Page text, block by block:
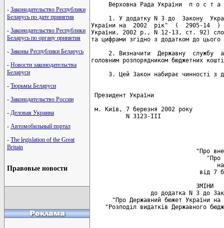
- Законодательство Республики
Беларусь по дате принятия
- Законодательство Республики
Беларусь по органу принятия
- Законы Республики Беларусь
- Новости законодательства
Беларуси
- Тюрьмы Беларуси
- Законодательство России
- Деловая Украина
- Автомобильный портал
- The legislation of the Great
Britain
Правовые новости
Верховна Рада України  п о с т а
1. У додатку N 3 до  Закону
України на  2002  рік"  (  2905-14  )
України, 2002 р., N 12-13, ст. 92)
та цифрами згідно з додатком до цього
2. Визначити  Державну  службу
головним розпорядником бюджетних
3. Цей Закон набирає чинності з
Президент України
м. Київ, 7 березня 2002 року
          N 3123-III
"Про
"Про
від 7
                              ЗМІНИ
до додатка N 3 до
"Про Державний бюжет України на
"Розподіл видатків Державного